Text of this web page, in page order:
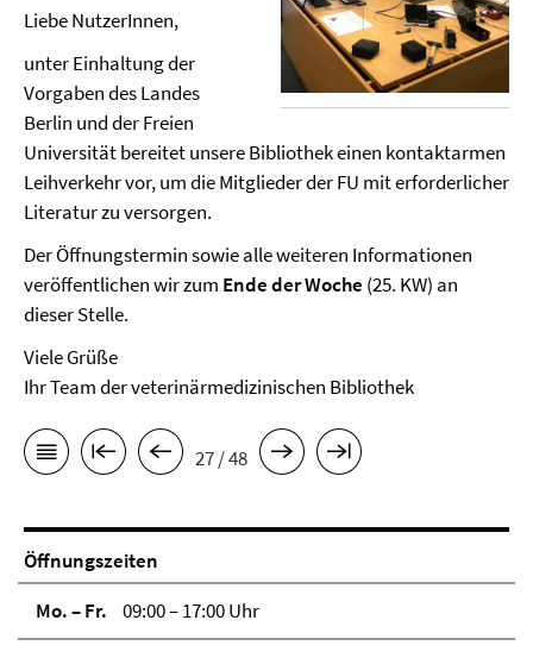
Liebe NutzerInnen,
unter Einhaltung der
Vorgaben des Landes
Berlin und der Freien
Universität bereitet unsere Bibliothek einen kontaktarmen
Leihverkehr vor, um die Mitglieder der FU mit erforderlicher
Literatur zu versorgen.
Der Öffnungstermin sowie alle weiteren Informationen
veröffentlichen wir zum Ende der Woche (25. KW) an
dieser Stelle.
Viele Grüße
Ihr Team der veterinärmedizinischen Bibliothek
27 / 48
Öffnungszeiten
Mo. – Fr.
09:00 – 17:00 Uhr